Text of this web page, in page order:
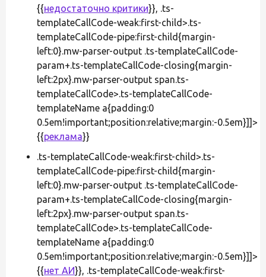
{{недостаточно критики}}, .ts-
templateCallCode-weak:first-child>.ts-
templateCallCode-pipe:first-child{margin-
left:0}.mw-parser-output .ts-templateCallCode-
param+.ts-templateCallCode-closing{margin-
left:2px}.mw-parser-output span.ts-
templateCallCode>.ts-templateCallCode-
templateName a{padding:0
0.5em!important;position:relative;margin:-0.5em}]]>
{{реклама}}
.ts-templateCallCode-weak:first-child>.ts-
templateCallCode-pipe:first-child{margin-
left:0}.mw-parser-output .ts-templateCallCode-
param+.ts-templateCallCode-closing{margin-
left:2px}.mw-parser-output span.ts-
templateCallCode>.ts-templateCallCode-
templateName a{padding:0
0.5em!important;position:relative;margin:-0.5em}]]>
{{нет АИ}}, .ts-templateCallCode-weak:first-